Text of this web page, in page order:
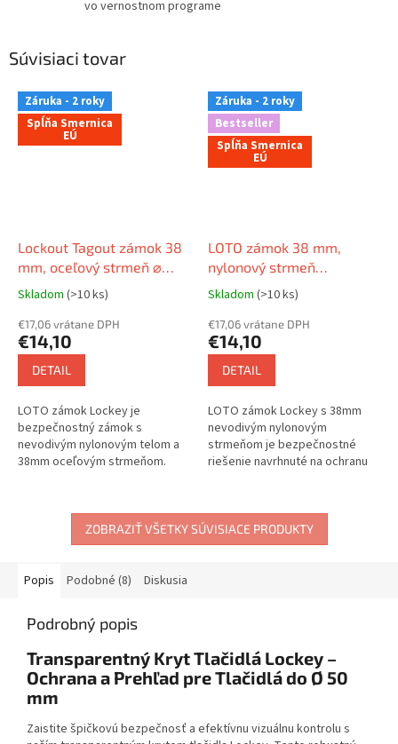
vo vernostnom programe
Súvisiaci tovar
Záruka - 2 roky
Spĺňa Smernica
EÚ
Lockout Tagout zámok 38
mm, oceľový strmeň ⌀
6mm, nylonové telo
(nevodivé), rovná hrana,
EN štítok
Skladom (>10 ks)
€17,06 vrátane DPH
€14,10
DETAIL
LOTO zámok Lockey je
bezpečnostný zámok s
nevodivým nylonovým telom a
38mm oceľovým strmeňom.
pevnosťou a je navrhnutý na...
Záruka - 2 roky
Bestseller
Spĺňa Smernica
EÚ
LOTO zámok 38 mm,
nylonový strmeň
(nevodivý) 6mm, nylonové
telo (nevodivé), rovná
hrana
Skladom (>10 ks)
€17,06 vrátane DPH
€14,10
DETAIL
LOTO zámok Lockey s 38mm
nevodivým nylonovým
strmeňom je bezpečnostné
riešenie navrhnuté na ochranu
má nevodivé nylonové...
ZOBRAZIŤ VŠETKY SÚVISIACE PRODUKTY
Popis Podobné (8) Diskusia
Podrobný popis
Transparentný Kryt Tlačidlá Lockey –
Ochrana a Prehľad pre Tlačidlá do Ø 50
mm
Zaistite špičkovú bezpečnosť a efektívnu vizuálnu kontrolu s